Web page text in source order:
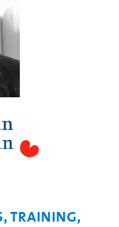
TRAINING,